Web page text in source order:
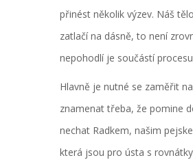
přinést několik výzev. Náš
zatlačí na dásně, to není
nepohodlí je součástí
Hlavně je nutné se zaměřit
znamenat třeba, že pomine
nechat Radkem, našim
která jsou pro ústa s